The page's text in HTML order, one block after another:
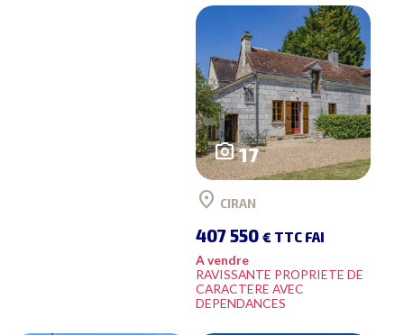
photo_camera17
location_on CIRAN
407 550€ TTC FAI
A vendre
RAVISSANTE PROPRIETE DE
CARACTERE AVEC
DEPENDANCES